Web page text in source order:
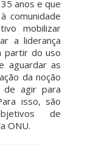
anos e que
comunidade
mobilizar
a liderança
partir do uso
aguardar as
da noção
de agir para
isso, são
de
ONU.